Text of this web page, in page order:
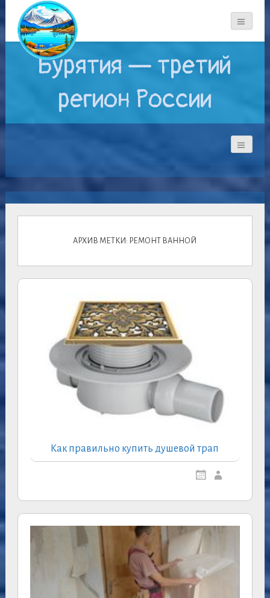
Бурятия — третий
регион России
АРХИВ МЕТКИ: РЕМОНТ ВАННОЙ
Как правильно купить душевой трап